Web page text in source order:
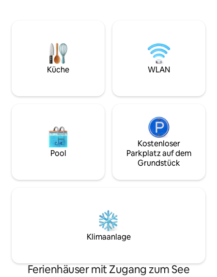
Kinderpool und eine unglaubliche
Grünfläche. Für Veranstaltungen oder
zusätzliche Gäste über 16 Gäste wende
dich bitte an den Gastgeber (zusätzliche
für Haustiere✨
Küche WLAN
Pool
Kostenloser
Parkplatz auf dem
Grundstück
Klimaanlage
Ferienhäuser mit Zugang zum See